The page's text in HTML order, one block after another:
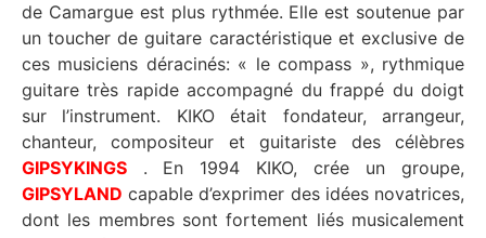
de Camargue est plus rythmée. Elle est soutenue par
un toucher de guitare caractéristique et exclusive de
ces musiciens déracinés: « le compass », rythmique
guitare très rapide accompagné du frappé du doigt
sur l’instrument. KIKO était fondateur, arrangeur,
chanteur, compositeur et guitariste des célèbres
GIPSYKINGS
. En 1994 KIKO, crée un groupe,
GIPSYLAND capable d’exprimer des idées novatrices,
dont les membres sont fortement liés musicalement